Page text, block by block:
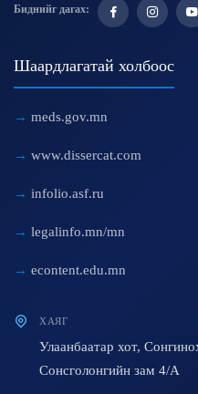
Биднийг дагах:
Шаардлагатай холбоос
meds.gov.mn
www.dissercat.com
infolio.asf.ru
legalinfo.mn/mn
econtent.edu.mn
ХАЯГ
Улаанбаатар хот,
Сонсголонгийн зам 4/A